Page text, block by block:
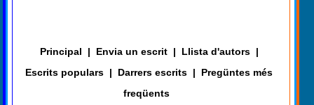
Principal | Envia un escrit | Llista d'autors |
Escrits populars | Darrers escrits |
Pregüntes més
freqüents